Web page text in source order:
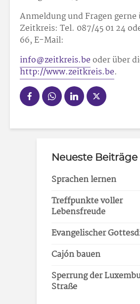
Anmeldung und Fragen gerne
Zeitkreis: Tel. 087/45 01 24
66, E-Mail:
info@zeitkreis.beoder über
http://www.zeitkreis.be.
Neueste Beiträge
Sprachen lernen
Treffpunkte voller
Lebensfreude
Evangelischer
Cajón bauen
Sperrung der
Straße